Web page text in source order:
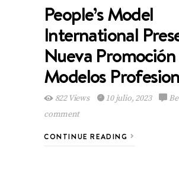
People’s Model
International
Nueva
Modelos
822 Views 10 julio, 2023
comment
CONTINUE READING